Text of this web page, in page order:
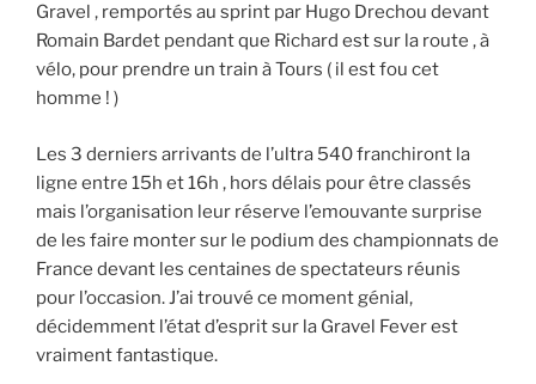
Gravel , remportés au sprint par Hugo Drechou devant
Romain Bardet pendant que Richard est sur la route , à
vélo, pour prendre un train à Tours ( il est fou cet
homme ! )
Les 3 derniers arrivants de l’ultra 540 franchiront la
ligne entre 15h et 16h , hors délais pour être classés
mais l’organisation leur réserve l’emouvante surprise
de les faire monter sur le podium des championnats de
France devant les centaines de spectateurs réunis
pour l’occasion. J’ai trouvé ce moment génial,
décidemment l’état d’esprit sur la Gravel Fever est
vraiment fantastique.